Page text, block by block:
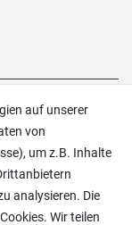
auf unserer
von
um z.B. Inhalte
analysieren. Die
Wir teilen